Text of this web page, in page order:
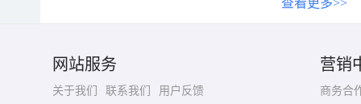
查看更多>>
网站服务
关于我们 联系我们
用户反馈
营销
商务合